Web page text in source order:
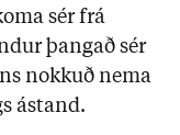
sér frá
þangað sér
nokkuð nema
ástand.